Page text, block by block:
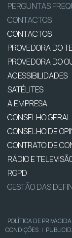
PERGUNTAS
CONTACTOS
CONTACTOS
PROVEDORA DO
PROVEDORA DO
ACESSIBILIDADES
SATÉLITES
A EMPRESA
CONSELHO
CONSELHO DE
CONTRATO DE
RÁDIO E
RGPD
GESTÃO DAS
POLÍTICA DE
CONDIÇÕES |